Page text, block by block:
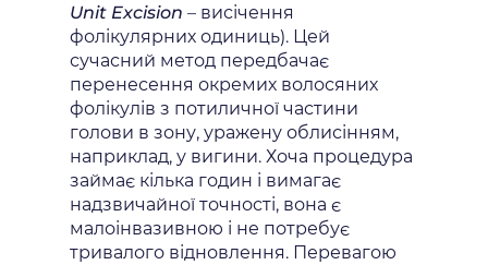
Unit Excision – висічення
фолікулярних одиниць). Цей
сучасний метод передбачає
перенесення окремих волосяних
фолікулів з потиличної частини
голови в зону, уражену облисінням,
наприклад, у вигини. Хоча процедура
займає кілька годин і вимагає
надзвичайної точності, вона є
малоінвазивною і не потребує
тривалого відновлення. Перевагою